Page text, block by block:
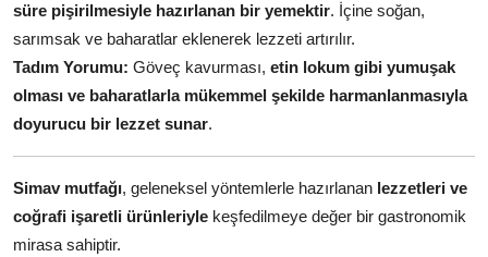
süre pişirilmesiyle hazırlanan bir yemektir. İçine soğan,
sarımsak ve baharatlar eklenerek lezzeti artırılır.
Tadım Yorumu: Göveç kavurması, etin lokum gibi yumuşak
olması ve baharatlarla mükemmel şekilde harmanlanmasıyla
doyurucu bir lezzet sunar.
Simav mutfağı, geleneksel yöntemlerle hazırlanan lezzetleri ve
coğrafi işaretli ürünleriyle keşfedilmeye değer bir gastronomik
mirasa sahiptir.